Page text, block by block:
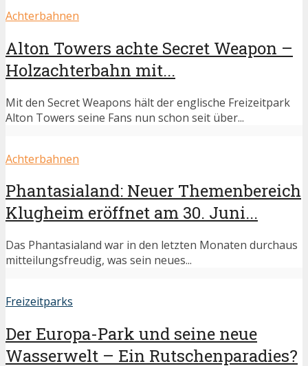
Achterbahnen
Alton Towers achte Secret Weapon –
Holzachterbahn mit...
Mit den Secret Weapons hält der englische Freizeitpark
Alton Towers seine Fans nun schon seit über...
Achterbahnen
Phantasialand: Neuer Themenbereich
Klugheim eröffnet am 30. Juni...
Das Phantasialand war in den letzten Monaten durchaus
mitteilungsfreudig, was sein neues...
Freizeitparks
Der Europa-Park und seine neue
Wasserwelt – Ein Rutschenparadies?